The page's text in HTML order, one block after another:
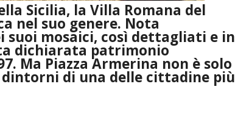
Sicilia, la Villa Romana del
nel suo genere. Nota
mosaici, così dettagliati e in
dichiarata patrimonio
Ma Piazza Armerina non è solo
dintorni di una delle cittadine più